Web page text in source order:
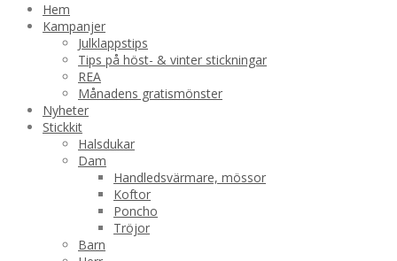
Hem
Kampanjer
Julklappstips
Tips på höst- & vinter stickningar
REA
Månadens gratismönster
Nyheter
Stickkit
Halsdukar
Dam
Handledsvärmare, mössor
Koftor
Poncho
Tröjor
Barn